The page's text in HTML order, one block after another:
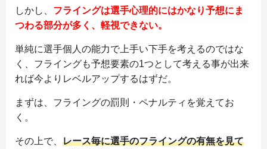
しかし、 フライングは選手心理的にはかなり予想にま
つわる部分が多く、軽視できない。
単純に選手個人の能力で上手い下手を考えるのではな
く、フライングも予想要素の1つとして考える事が出来
れば今よりレベルアップするはずだ。
まずは、フライングの罰則・ペナルティを覚えてお
く。
その上で、 レース毎に選手のフライングの有無を見て